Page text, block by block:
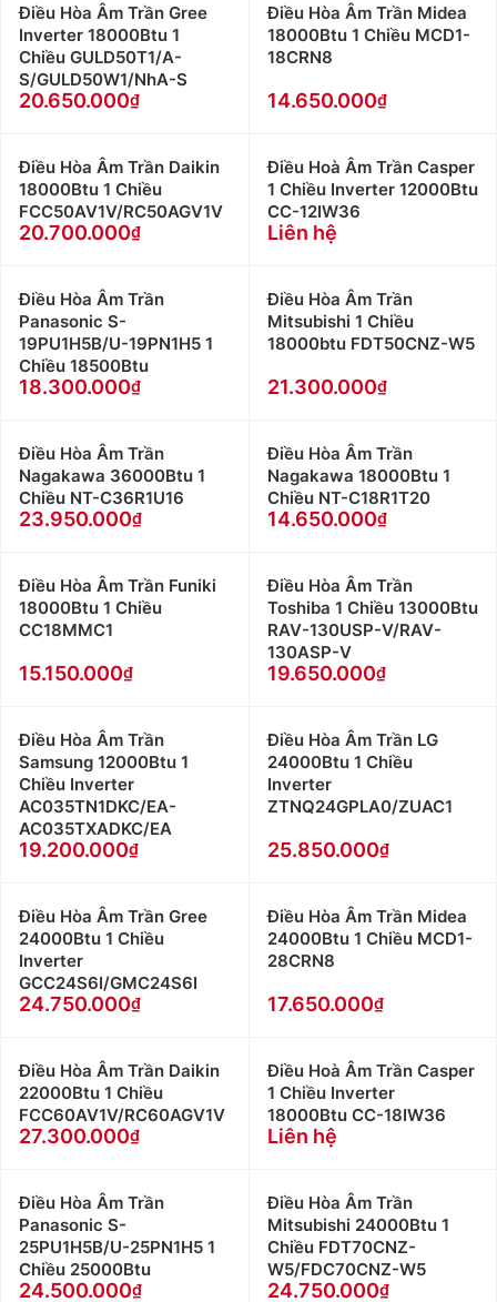
Điều Hòa Âm Trần Gree
Inverter 18000Btu 1
Chiều GULD50T1/A-
S/GULD50W1/NhA-S
20.650.000
Điều Hòa Âm Trần Midea
18000Btu 1 Chiều MCD1-
18CRN8
14.650.000
Điều Hòa Âm Trần Daikin
18000Btu 1 Chiều
FCC50AV1V/RC50AGV1V
20.700.000
Điều Hoà Âm Trần Casper
1 Chiều Inverter 12000Btu
CC-12IW36
Liên hệ
Điều Hòa Âm Trần
Panasonic S-
19PU1H5B/U-19PN1H5 1
Chiều 18500Btu
18.300.000
Điều Hòa Âm Trần
Mitsubishi 1 Chiều
18000btu FDT50CNZ-W5
21.300.000
Điều Hòa Âm Trần
Nagakawa 36000Btu 1
Chiều NT-C36R1U16
23.950.000
Điều Hòa Âm Trần
Nagakawa 18000Btu 1
Chiều NT-C18R1T20
14.650.000
Điều Hòa Âm Trần Funiki
18000Btu 1 Chiều
CC18MMC1
15.150.000
Điều Hòa Âm Trần
Toshiba 1 Chiều 13000Btu
RAV-130USP-V/RAV-
130ASP-V
19.650.000
Điều Hòa Âm Trần
Samsung 12000Btu 1
Chiều Inverter
AC035TN1DKC/EA-
AC035TXADKC/EA
19.200.000
Điều Hòa Âm Trần LG
24000Btu 1 Chiều
Inverter
ZTNQ24GPLA0/ZUAC1
25.850.000
Điều Hòa Âm Trần Gree
24000Btu 1 Chiều
Inverter
GCC24S6I/GMC24S6I
24.750.000
Điều Hòa Âm Trần Midea
24000Btu 1 Chiều MCD1-
28CRN8
17.650.000
Điều Hòa Âm Trần Daikin
22000Btu 1 Chiều
FCC60AV1V/RC60AGV1V
27.300.000
Điều Hoà Âm Trần Casper
1 Chiều Inverter
18000Btu CC-18IW36
Liên hệ
Điều Hòa Âm Trần
Panasonic S-
25PU1H5B/U-25PN1H5 1
Chiều 25000Btu
24.500.000
Điều Hòa Âm Trần
Mitsubishi 24000Btu 1
Chiều FDT70CNZ-
W5/FDC70CNZ-W5
24.750.000